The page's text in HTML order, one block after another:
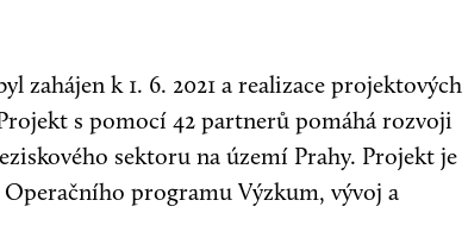
zahájen k 1. 6. 2021 a realizace projektových
s pomocí 42 partnerů pomáhá rozvoji
sektoru na území Prahy. Projekt je
programu Výzkum, vývoj a